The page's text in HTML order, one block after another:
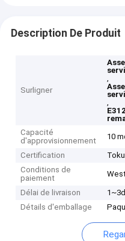
Description De Produit
Surligner
,
,
Capacité
d'approvisionnement
10
Certification
Conditions de
paiement
Délai de livraison
Détails d'emballage